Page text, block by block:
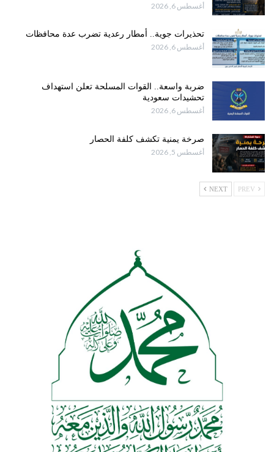
أغسطس 6, 2026
تحذيرات جوية.. أمطار رعدية تضرب عدة محافظات
أغسطس 6, 2026
ضربة واسعة.. القوات المسلحة تعلن استهداف
تحشيدات سعودية
أغسطس 6, 2026
صرخة يمنية تكشف كلفة الحصار
أغسطس 5, 2026
NEXT